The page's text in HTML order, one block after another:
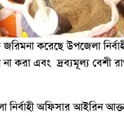
করেছে উপজেলা
করা এবং দ্রব্যমূল্য বেশী
নির্বাহী অফিসার আইরিন